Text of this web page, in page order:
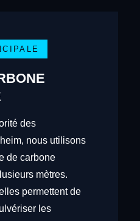
des
nous utilisons
de carbone
mètres.
permettent de
les